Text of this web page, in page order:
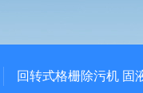
回转式格栅除污机 固